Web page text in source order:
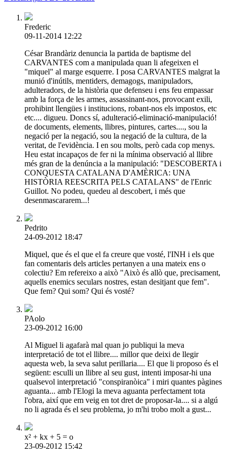
Frederic
09-11-2014 12:22
César Brandàriz denuncia la partida de baptisme del
CARVANTES com a manipulada quan li afegeixen el
"miquel" al marge esquerre. I posa CARVANTES malgrat la
munió d'inútils, mentiders, demagogs, manipuladors,
adulteradors, de la història que defenseu i ens feu empassar
amb la força de les armes, assassinant-nos, provocant exili,
prohibint llengües i institucions, robant-nos els impostos, etc
etc.... digueu. Doncs sí, adulteració-eliminació-manipulació!
de documents, elements, llibres, pintures, cartes...., sou la
negació per la negació, sou la negació de la cultura, de la
veritat, de l'evidència. I en sou molts, però cada cop menys.
Heu estat incapaços de fer ni la mínima observació al llibre
més gran de la denúncia a la manipulació: "DESCOBERTA i
CONQUESTA CATALANA D'AMÈRICA: UNA
HISTÒRIA REESCRITA PELS CATALANS" de l'Enric
Guillot. No podeu, quedeu al descobert, i més que
desenmascararem...!
Pedrito
24-09-2012 18:47
Miquel, que és el que el fa creure que vosté, l'INH i els que
fan comentaris dels articles pertanyen a una mateix ens o
colectiu? Em refereixo a això "Això és allò que, precisament,
aquells enemics seculars nostres, estan desitjant que fem".
Que fem? Qui som? Qui és vosté?
PAolo
23-09-2012 16:00
Al Miguel li agafarà mal quan jo publiqui la meva
interpretació de tot el llibre.... millor que deixi de llegir
aquesta web, la seva salut perillaria.... El que li proposo és el
següent: esculli un llibre al seu gust, intenti imposar-hi una
qualsevol interpretació "conspiranòica" i miri quantes pàgines
aguanta... amb l'Elogi la meva aguanta perfectament tota
l'obra, així que em veig en tot dret de proposar-la.... si a algú
no li agrada és el seu problema, jo m'hi trobo molt a gust...
x² + kx + 5 = o
23-09-2012 15:42